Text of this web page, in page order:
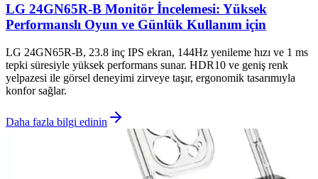
LG 24GN65R-B Monitör İncelemesi: Yüksek
Performanslı Oyun ve Günlük Kullanım için
LG 24GN65R-B, 23.8 inç IPS ekran, 144Hz yenileme hızı ve 1 ms
tepki süresiyle yüksek performans sunar. HDR10 ve geniş renk
yelpazesi ile görsel deneyimi zirveye taşır, ergonomik tasarımıyla
konfor sağlar.
Daha fazla bilgi edinin